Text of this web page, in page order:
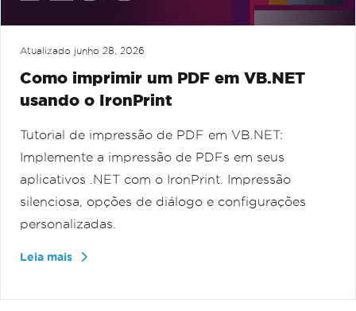
Atualizado junho 28, 2026
Como imprimir um PDF em VB.NET
usando o IronPrint
Tutorial de impressão de PDF em VB.NET:
Implemente a impressão de PDFs em seus
aplicativos .NET com o IronPrint. Impressão
silenciosa, opções de diálogo e configurações
personalizadas.
Leia mais